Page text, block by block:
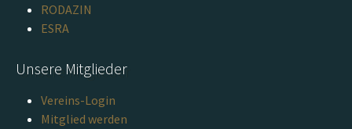
RODAZIN
ESRA
Unsere Mitglieder
Vereins-Login
Mitglied werden